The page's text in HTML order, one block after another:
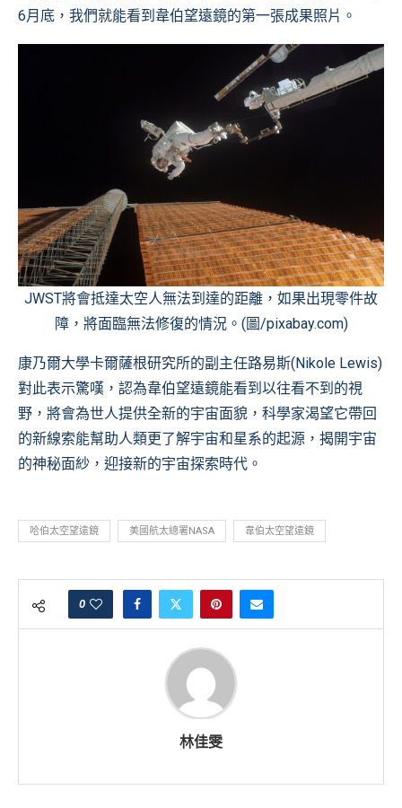
6月底，我們就能看到韋伯望遠鏡的第一張成果照片。
JWST將會抵達太空人無法到達的距離，如果出現零件故
障，將面臨無法修復的情況。(圖/pixabay.com)
康乃爾大學卡爾薩根研究所的副主任路易斯(Nikole Lewis)
對此表示驚嘆，認為韋伯望遠鏡能看到以往看不到的視
野，將會為世人提供全新的宇宙面貌，科學家渴望它帶回
的新線索能幫助人類更了解宇宙和星系的起源，揭開宇宙
的神秘面紗，迎接新的宇宙探索時代。
哈伯太空望遠鏡 美國航太總署NASA 韋伯太空望遠鏡
0
林佳雯